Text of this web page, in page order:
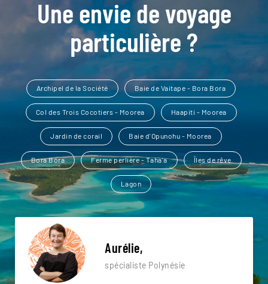
Une envie de voyage
particulière ?
Archipel de la Société Baie de Vaitape - Bora Bora
Col des Trois Cocotiers - Moorea Haapiti - Moorea
Jardin de corail Baie d'Opunohu - Moorea
Bora Bora Ferme perlière - Taha'a Îles de rêve
Lagon
Aurélie,
spécialiste Polynésie